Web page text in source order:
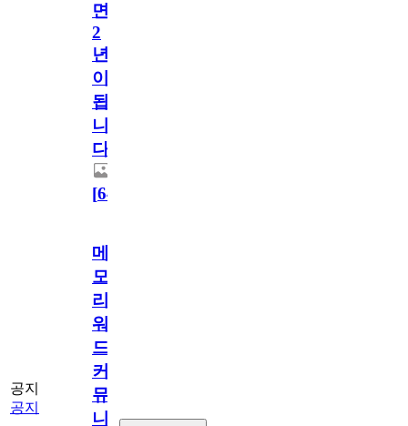
면
2
년
이
됩
니
다.
[64
공지
공지
메
모
리
워
드
커
뮤
니